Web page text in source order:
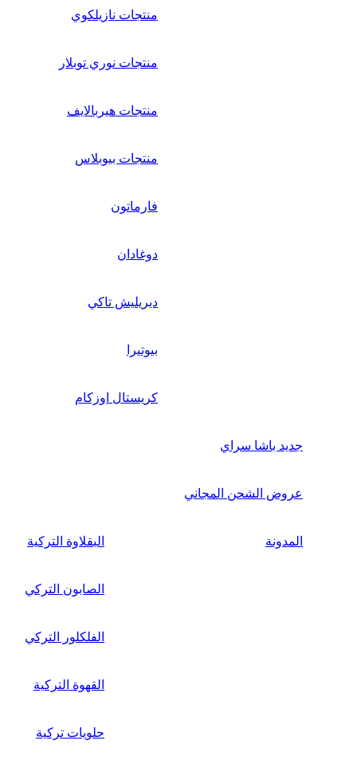
منتجات نازيلكوي
منتجات نوري توبلار
منتجات هيربالايف
منتجات بيوبلاس
فارماتون
دوغادان
ديريليش تاكي
بيوتيرا
كريستال اوزكام
جديد باشا سراي
عروض الشحن المجاني
المدونة البقلاوة التركية
الصابون التركي
الفلكلور التركي
القهوة التركية
حلويات تركية